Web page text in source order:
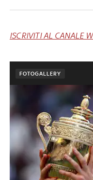
ISCRIVITI AL CANALE
FOTOGALLERY